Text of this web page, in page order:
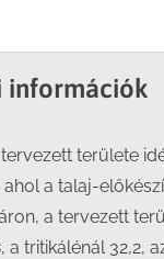
információk
területe
a talaj-
a tervezett
a tritikálénál 32,2,